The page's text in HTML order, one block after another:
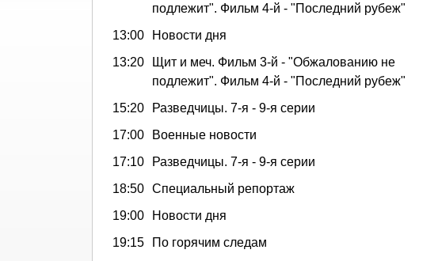
подлежит". Фильм 4-й - "Последний рубеж"
13:00
Новости дня
13:20
Щит и меч. Фильм 3-й - "Обжалованию не
подлежит". Фильм 4-й - "Последний рубеж"
15:20
Разведчицы. 7-я - 9-я серии
17:00
Военные новости
17:10
Разведчицы. 7-я - 9-я серии
18:50 Специальный репортаж
19:00
Новости дня
19:15
По горячим следам